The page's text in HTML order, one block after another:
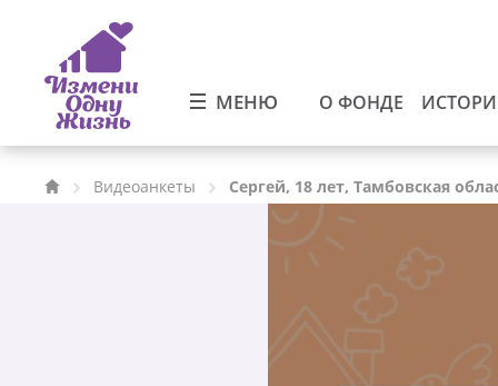
МЕНЮ О ФОНДЕ
Видеоанкеты Сергей, 18 лет, Тамбовская